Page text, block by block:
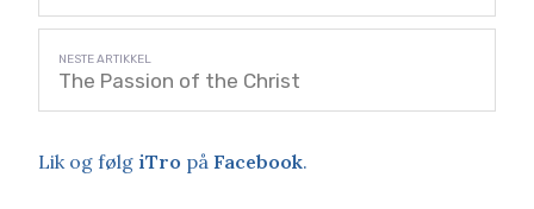
The Passion of the Christ
Lik og følg iTro på Facebook.